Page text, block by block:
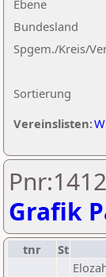
Ebene
Sortierung
Bundesland
Spgem./Kreis/
Vereinslisten:
Grafik
tnr St